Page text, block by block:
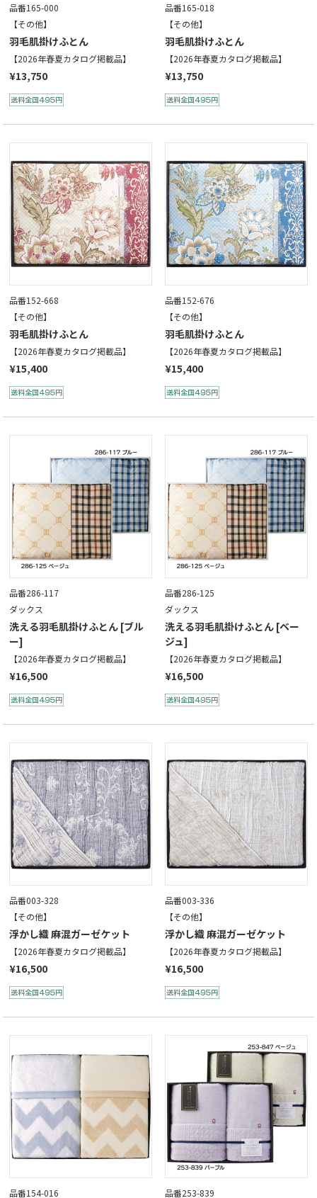
品番165-000
【その他】
羽毛肌掛けふとん
【2026年春夏カタログ掲載品】
¥13,750
品番165-018
【その他】
羽毛肌掛けふとん
【2026年春夏カタログ掲載品】
¥13,750
品番152-668
【その他】
羽毛肌掛けふとん
【2026年春夏カタログ掲載品】
¥15,400
品番152-676
【その他】
羽毛肌掛けふとん
【2026年春夏カタログ掲載品】
¥15,400
品番286-117
ダックス
洗える羽毛肌掛けふとん [ブル
ー]
【2026年春夏カタログ掲載品】
¥16,500
品番286-125
ダックス
洗える羽毛肌掛けふとん [ベー
ジュ]
【2026年春夏カタログ掲載品】
¥16,500
品番003-328
【その他】
浮かし織 麻混ガーゼケット
【2026年春夏カタログ掲載品】
¥16,500
品番003-336
【その他】
浮かし織 麻混ガーゼケット
【2026年春夏カタログ掲載品】
¥16,500
品番154-016 品番253-839